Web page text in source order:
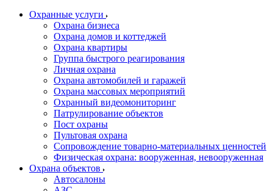
Охранные услуги
Охрана бизнеса
Охрана домов и коттеджей
Охрана квартиры
Группа быстрого реагирования
Личная охрана
Охрана автомобилей и гаражей
Охрана массовых мероприятий
Охранный видеомониторинг
Патрулирование объектов
Пост охраны
Пультовая охрана
Сопровождение товарно-материальных ценностей
Физическая охрана: вооруженная, невооруженная
Охрана объектов
Автосалоны